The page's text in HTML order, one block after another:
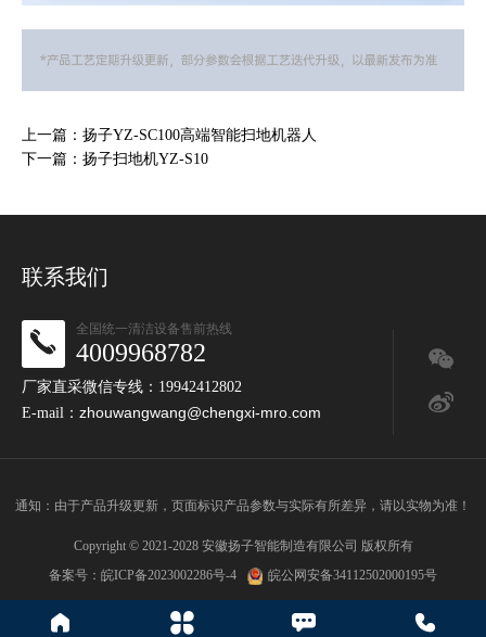
上一篇：扬子YZ-SC100高端智能扫地机器人
下一篇：扬子扫地机YZ-S10
联系我们
全国统一清洁设备售前热线
4009968782
厂家直采微信专线：19942412802
E-mail： zhouwangwang@chengxi-mro.com
通知：由于产品升级更新，页面标识产品参数与实际有所差异，请以实物为准！
Copyright © 2021-2028 安徽扬子智能制造有限公司 版权所有
备案号： 皖ICP备2023002286号-4 皖公网安备34112502000195号
   